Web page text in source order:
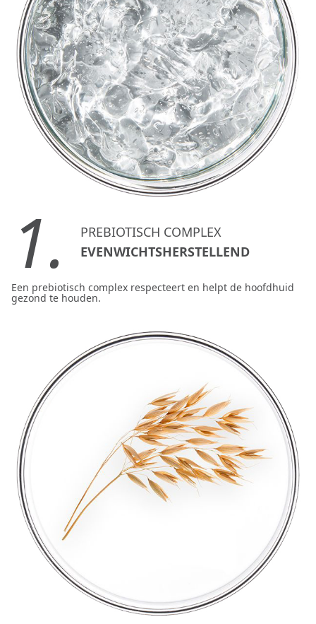
1.
PREBIOTISCH COMPLEX
EVENWICHTSHERSTELLEND
Een prebiotisch complex respecteert en helpt de hoofdhuid
gezond te houden.